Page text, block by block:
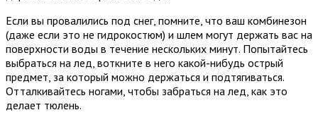
Если вы провалились под снег, помните, что ваш комбинезон
(даже если это не гидрокостюм) и шлем могут держать вас на
поверхности воды в течение нескольких минут. Попытайтесь
выбраться на лед, воткните в него какой-нибудь острый
предмет, за который можно держаться и подтягиваться.
Отталкивайтесь ногами, чтобы забраться на лед, как это
делает тюлень.